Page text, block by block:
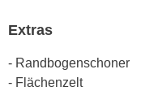
Extras
- Randbogenschoner
- Flächenzelt